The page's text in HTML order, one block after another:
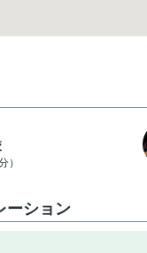
）
ーション